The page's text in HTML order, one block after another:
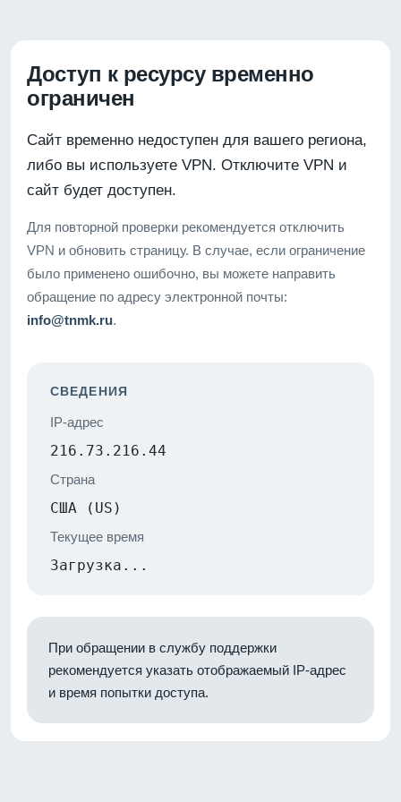
Доступ к ресурсу временно
ограничен
Сайт временно недоступен для вашего региона,
либо вы используете VPN. Отключите VPN и
сайт будет доступен.
Для повторной проверки рекомендуется отключить
VPN и обновить страницу. В случае, если ограничение
было применено ошибочно, вы можете направить
обращение по адресу электронной почты:
info@tnmk.ru.
СВЕДЕНИЯ
IP-адрес
216.73.216.44
Страна
США (US)
Текущее время
Загрузка...
При обращении в службу поддержки
рекомендуется указать отображаемый IP-адрес
и время попытки доступа.